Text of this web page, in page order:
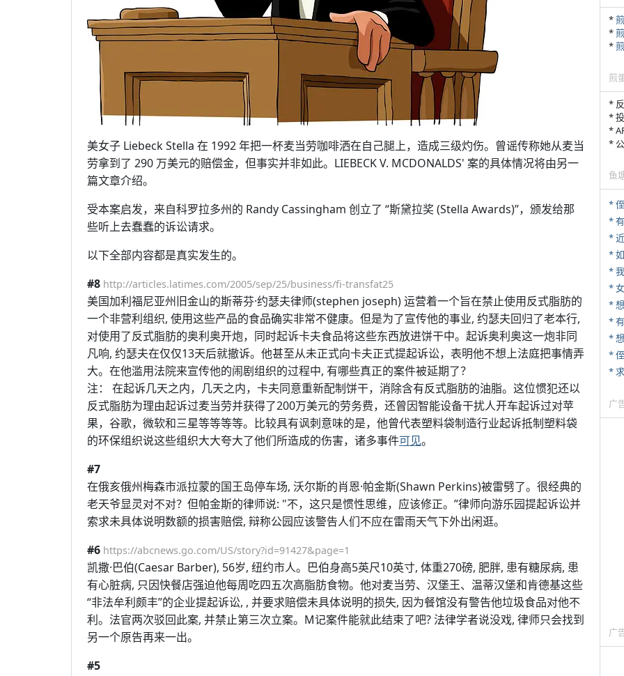
美女子 Liebeck Stella 在 1992 年把一杯麦当劳咖啡洒在自己腿上，造成三级灼伤。曾谣传称她从麦当
劳拿到了 290 万美元的赔偿金，但事实并非如此。LIEBECK V. MCDONALDS' 案的具体情况将由另一
篇文章介绍。
受本案启发，来自科罗拉多州的 Randy Cassingham 创立了 “斯黛拉奖 (Stella Awards)”，颁发给那
些听上去蠢蠢的诉讼请求。
以下全部内容都是真实发生的。
#8 http://articles.latimes.com/2005/sep/25/business/fi-transfat25
美国加利福尼亚州旧金山的斯蒂芬·约瑟夫律师(stephen joseph) 运营着一个旨在禁止使用反式脂肪的
一个非营利组织, 使用这些产品的食品确实非常不健康。但是为了宣传他的事业, 约瑟夫回归了老本行,
对使用了反式脂肪的奥利奥开炮，同时起诉卡夫食品将这些东西放进饼干中。起诉奥利奥这一炮非同
凡响, 约瑟夫在仅仅13天后就撤诉。他甚至从未正式向卡夫正式提起诉讼，表明他不想上法庭把事情弄
大。在他滥用法院来宣传他的闹剧组织的过程中, 有哪些真正的案件被延期了？
注： 在起诉几天之内，几天之内，卡夫同意重新配制饼干，消除含有反式脂肪的油脂。这位惯犯还以
反式脂肪为理由起诉过麦当劳并获得了200万美元的劳务费，还曾因智能设备干扰人开车起诉过对苹
果，谷歌，微软和三星等等等等。比较具有讽刺意味的是，他曾代表塑料袋制造行业起诉抵制塑料袋
的环保组织说这些组织大大夸大了他们所造成的伤害，诸多事件可见。
#7
在俄亥俄州梅森市派拉蒙的国王岛停车场, 沃尔斯的肖恩·帕金斯(Shawn Perkins)被雷劈了。很经典的
老天爷显灵对不对？但帕金斯的律师说: "不，这只是惯性思维，应该修正。”律师向游乐园提起诉讼并
索求未具体说明数额的损害赔偿, 辩称公园应该警告人们不应在雷雨天气下外出闲逛。
#6 https://abcnews.go.com/US/story?id=91427&page=1
凯撒·巴伯(Caesar Barber), 56岁, 纽约市人。巴伯身高5英尺10英寸, 体重270磅, 肥胖, 患有糖尿病, 患
有心脏病, 只因快餐店强迫他每周吃四五次高脂肪食物。他对麦当劳、汉堡王、温蒂汉堡和肯德基这些
“非法牟利颇丰”的企业提起诉讼, , 并要求赔偿未具体说明的损失, 因为餐馆没有警告他垃圾食品对他不
利。法官两次驳回此案, 并禁止第三次立案。M记案件能就此结束了吧? 法律学者说没戏, 律师只会找到
另一个原告再来一出。
#5
*
*
*
煎
*
*
*
*
鱼
*
*
*
*
*
*
*
*
*
广
广